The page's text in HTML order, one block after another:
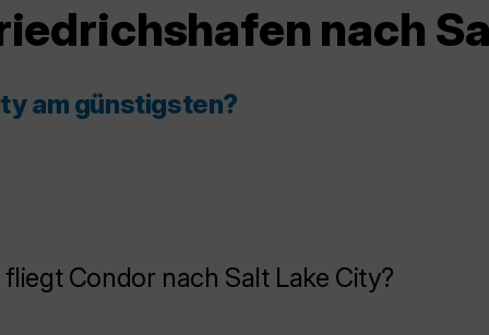
nach
am günstigsten?
Condor nach Salt Lake City?